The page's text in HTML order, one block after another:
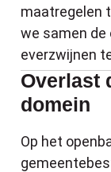
maatregelen
we samen de
everzwijnen
Overlast
domein
Op het